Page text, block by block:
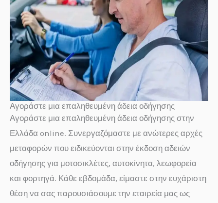
Αγοράστε μια επαληθευμένη άδεια οδήγησης
Αγοράστε μια επαληθευμένη άδεια οδήγησης στην
Ελλάδα online. Συνεργαζόμαστε με ανώτερες αρχές
μεταφορών που ειδικεύονται στην έκδοση αδειών
οδήγησης για μοτοσικλέτες, αυτοκίνητα, λεωφορεία
και φορτηγά. Κάθε εβδομάδα, είμαστε στην ευχάριστη
θέση να σας παρουσιάσουμε την εταιρεία μας ως